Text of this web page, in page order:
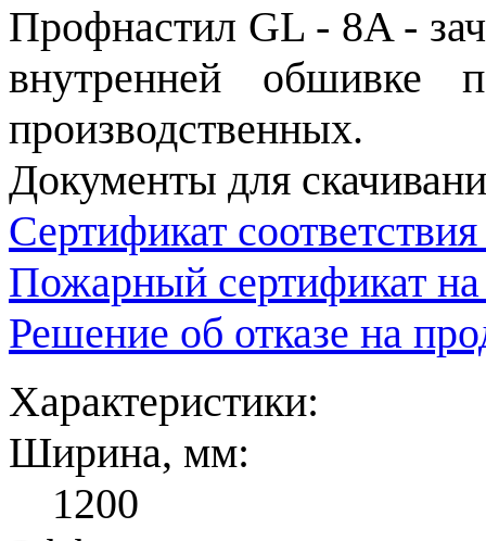
Профнастил GL - 8A -
внутренней обшивке
производственных.
Документы для
Сертификат
Пожарный сертификат
Решение об отказе на
Характеристики:
Ширина, мм:
1200